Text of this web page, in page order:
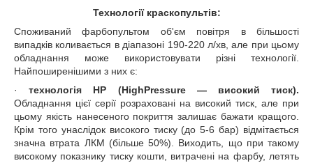
Технології краскопультів:
Споживаний фарбопультом об'єм повітря в більшості
випадків коливається в діапазоні 190-220 л/хв, але при цьому
обладнання може використовувати різні технології.
Найпоширенішими з них є:
·технологія HP (HighPressure ― високий тиск).
Обладнання цієї серії розраховані на високий тиск, але при
цьому якість нанесеного покриття залишає бажати кращого.
Крім того унаслідок високого тиску (до 5-6 бар) відмітається
значна втрата ЛКМ (більше 50%). Виходить, що при такому
високому показнику тиску кошти, витрачені на фарбу, летять